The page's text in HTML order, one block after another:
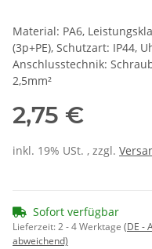
Material: PA6,
(3p+PE), Schutzart: IP44,
Anschlusstechnik:
2,5mm²
2,75 €
inkl. 19% USt. , zzgl.
Sofort verfügbar
Lieferzeit:2 - 4 Werktage (DE -
abweichend)